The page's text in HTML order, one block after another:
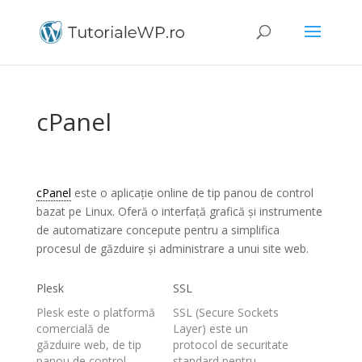
cPanel
cPanel este o aplicație online de tip panou de control
bazat pe Linux. Oferă o interfață grafică și instrumente
de automatizare concepute pentru a simplifica
procesul de găzduire și administrare a unui site web.
Plesk
Plesk este o platformă
comercială de
găzduire web, de tip
SSL
SSL (Secure Sockets
Layer) este un
protocol de securitate